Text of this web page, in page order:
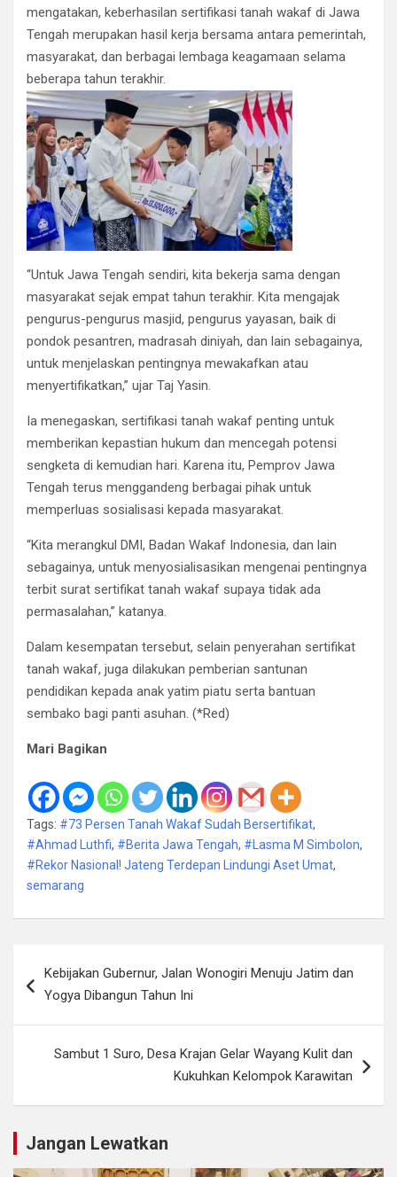
mengatakan, keberhasilan sertifikasi tanah wakaf di Jawa
Tengah merupakan hasil kerja bersama antara pemerintah,
masyarakat, dan berbagai lembaga keagamaan selama
beberapa tahun terakhir.
“Untuk Jawa Tengah sendiri, kita bekerja sama dengan
masyarakat sejak empat tahun terakhir. Kita mengajak
pengurus-pengurus masjid, pengurus yayasan, baik di
pondok pesantren, madrasah diniyah, dan lain sebagainya,
untuk menjelaskan pentingnya mewakafkan atau
menyertifikatkan,” ujar Taj Yasin.
Ia menegaskan, sertifikasi tanah wakaf penting untuk
memberikan kepastian hukum dan mencegah potensi
sengketa di kemudian hari. Karena itu, Pemprov Jawa
Tengah terus menggandeng berbagai pihak untuk
memperluas sosialisasi kepada masyarakat.
“Kita merangkul DMI, Badan Wakaf Indonesia, dan lain
sebagainya, untuk menyosialisasikan mengenai pentingnya
terbit surat sertifikat tanah wakaf supaya tidak ada
permasalahan,” katanya.
Dalam kesempatan tersebut, selain penyerahan sertifikat
tanah wakaf, juga dilakukan pemberian santunan
pendidikan kepada anak yatim piatu serta bantuan
sembako bagi panti asuhan. (*Red)
Mari Bagikan
Tags: #73 Persen Tanah Wakaf Sudah Bersertifikat,
#Ahmad Luthfi, #Berita Jawa Tengah, #Lasma M Simbolon,
#Rekor Nasional! Jateng Terdepan Lindungi Aset Umat,
semarang
posKebijakan Gubernur, Jalan Wonogiri Menuju Jatim dan
Yogya Dibangun Tahun Ini
Sambut 1 Suro, Desa Krajan Gelar Wayang Kulit dan
Kukuhkan Kelompok Karawitan
Jangan Lewatkan